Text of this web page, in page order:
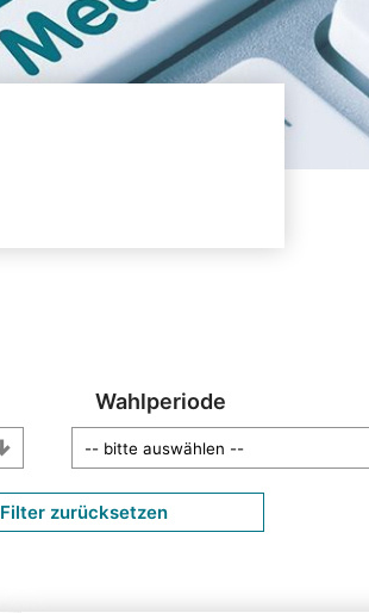
Wahlperiode
Filter zurücksetzen